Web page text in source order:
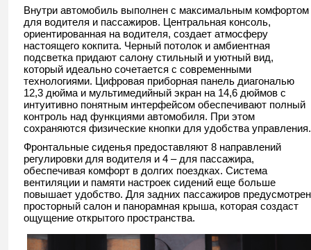
Внутри автомобиль выполнен с максимальным комфортом
для водителя и пассажиров. Центральная консоль,
ориентированная на водителя, создает атмосферу
настоящего кокпита. Черный потолок и амбиентная
подсветка придают салону стильный и уютный вид,
который идеально сочетается с современными
технологиями. Цифровая приборная панель диагональю
12,3 дюйма и мультимедийный экран на 14,6 дюймов с
интуитивно понятным интерфейсом обеспечивают полный
контроль над функциями автомобиля. При этом
сохраняются физические кнопки для удобства управления.
Фронтальные сиденья предоставляют 8 направлений
регулировки для водителя и 4 – для пассажира,
обеспечивая комфорт в долгих поездках. Система
вентиляции и памяти настроек сидений еще больше
повышает удобство. Для задних пассажиров предусмотрен
просторный салон и панорамная крыша, которая создаст
ощущение открытого пространства.